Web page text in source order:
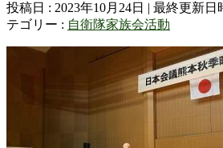
投稿日 : 2023年10月24日 最終更新日
テゴリー : 自衛隊家族会活動